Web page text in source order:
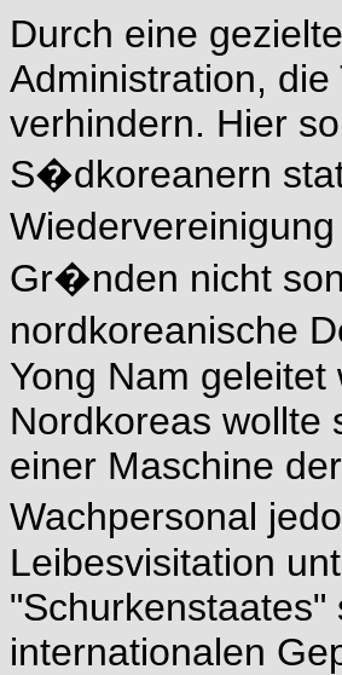
Durch eine
Administration,
verhindern. Hier
S�dkoreanern
Gr�nden nicht
nordkoreanische
Yong Nam
Nordkoreas wollte
einer Maschine
Wachpersonal
Leibesvisitation
internationalen